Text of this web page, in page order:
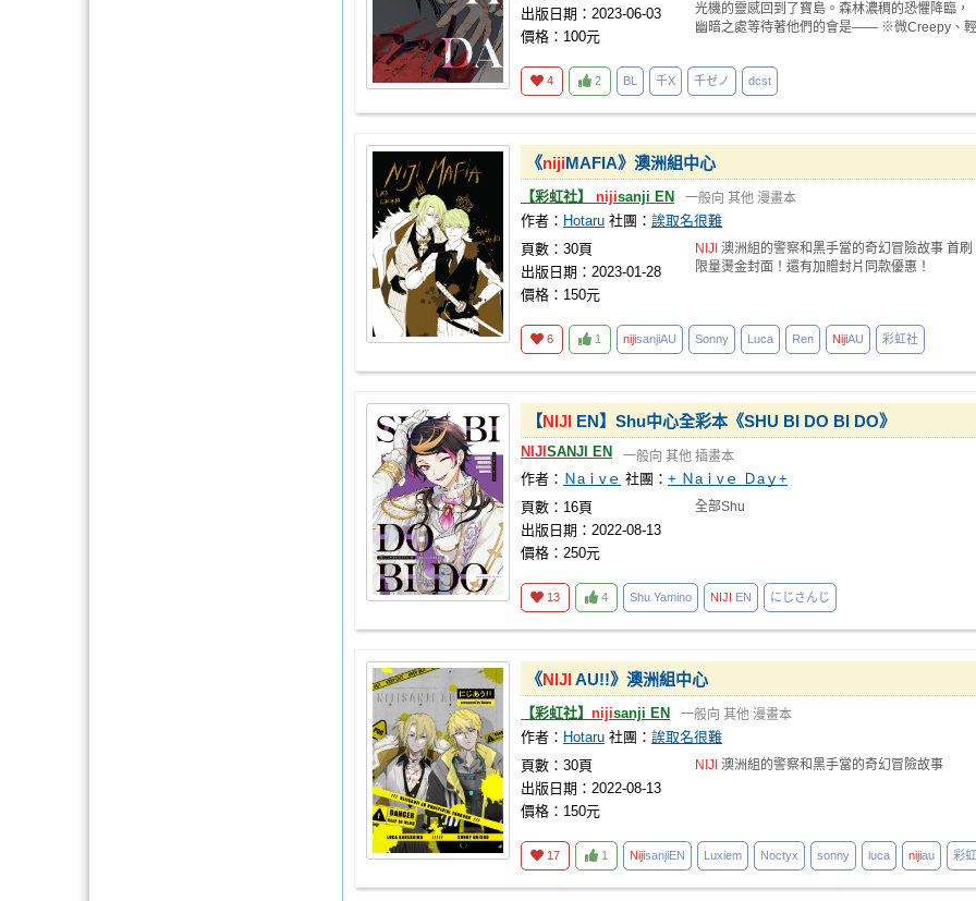
出版日期：2023-06-03
價格：100元
光機的靈感回到了寶島。森林濃稠的恐懼降臨，
幽暗之處等待著他們的會是—— ※微Creepy、輕
4 2 BL 千X 千ゼノ dcst
《nijiMAFIA》澳洲組中心
【彩虹社】 nijisanji EN 一般向 其他 漫畫本
作者： Hotaru 社團： 誒取名很難
頁數：30頁
出版日期：2023-01-28
價格：150元
NIJI 澳洲組的警察和黑手當的奇幻冒險故事 首刷
限量燙金封面！還有加贈封片同款優惠！
6 1 nijisanjiAU Sonny Luca Ren NijiAU 彩虹社
【NIJI EN】Shu中心全彩本《SHU BI DO BI DO》
NIJI SANJI EN 一般向 其他 插畫本
作者： Ｎaｉvｅ 社團： + Ｎaｉvｅ Ｄaｙ+
頁數：16頁
出版日期：2022-08-13
價格：250元
全部Shu
13 4 Shu Yamino NIJI EN にじさんじ
《NIJIAU!!》澳洲組中心
【彩虹社】 nijisanji EN 一般向 其他 漫畫本
作者： Hotaru 社團： 誒取名很難
頁數：30頁
出版日期：2022-08-13
價格：150元
NIJI 澳洲組的警察和黑手當的奇幻冒險故事
17 1 NijisanjiEN Luxiem Noctyx sonny luca nijiau 彩